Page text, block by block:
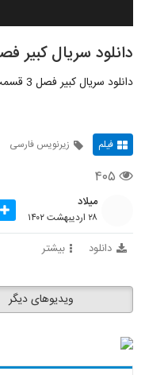
دانلود سریال کبیر فصل 3
دانلود سریال کبیر فصل 3 قسمت 2 زیرنویس فارسی
فیلم زیرنویس فارسی
۴۰۵
میلاد
۲۸ اردیبهشت ۱۴۰۲
دانلود بیشتر
ویدیوهای دیگر